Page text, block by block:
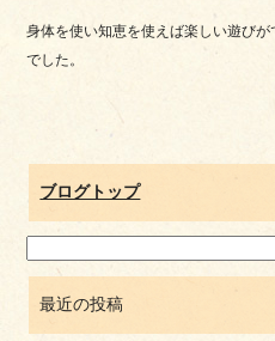
身体を使い知恵を使えば楽しい遊び
でした。
ブログトップ
最近の投稿